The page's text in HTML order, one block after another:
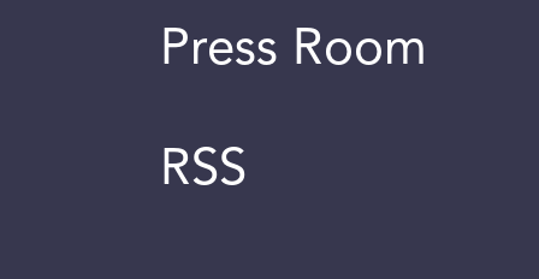
Press Room
RSS